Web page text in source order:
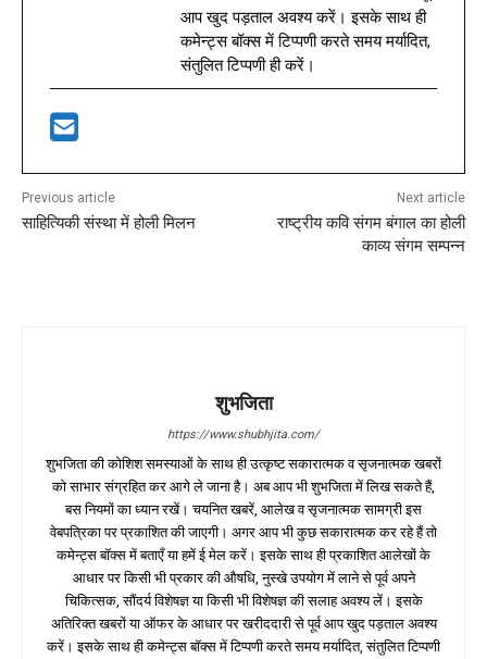
आप खुद पड़ताल अवश्य करें। इसके साथ ही
कमेन्ट्स बॉक्स में टिप्पणी करते समय मर्यादित,
संतुलित टिप्पणी ही करें।
Previous article
साहित्यिकी संस्था में होली मिलन
Next article
राष्ट्रीय कवि संगम बंगाल का होली
काव्य संगम सम्पन्न
शुभजिता
https://www.shubhjita.com/
शुभजिता की कोशिश समस्याओं के साथ ही उत्कृष्ट सकारात्मक व सृजनात्मक खबरों
को साभार संग्रहित कर आगे ले जाना है। अब आप भी शुभजिता में लिख सकते हैं,
बस नियमों का ध्यान रखें। चयनित खबरें, आलेख व सृजनात्मक सामग्री इस
वेबपत्रिका पर प्रकाशित की जाएगी। अगर आप भी कुछ सकारात्मक कर रहे हैं तो
कमेन्ट्स बॉक्स में बताएँ या हमें ई मेल करें। इसके साथ ही प्रकाशित आलेखों के
आधार पर किसी भी प्रकार की औषधि, नुस्खे उपयोग में लाने से पूर्व अपने
चिकित्सक, सौंदर्य विशेषज्ञ या किसी भी विशेषज्ञ की सलाह अवश्य लें। इसके
अतिरिक्त खबरों या ऑफर के आधार पर खरीददारी से पूर्व आप खुद पड़ताल अवश्य
करें। इसके साथ ही कमेन्ट्स बॉक्स में टिप्पणी करते समय मर्यादित, संतुलित टिप्पणी